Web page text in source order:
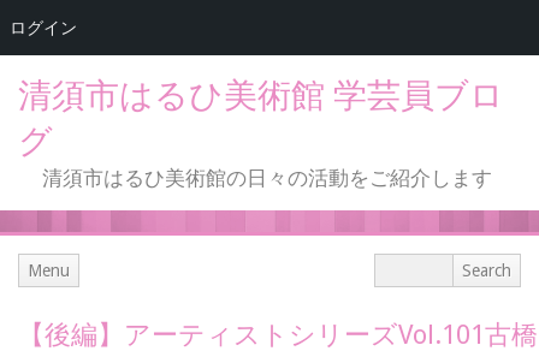
清須市はるひ美術館 学芸員ブロ
グ
清須市はるひ美術館の日々の活動をご紹介します
Menu
【後編】アーティストシリーズVol.101古橋
ログイン